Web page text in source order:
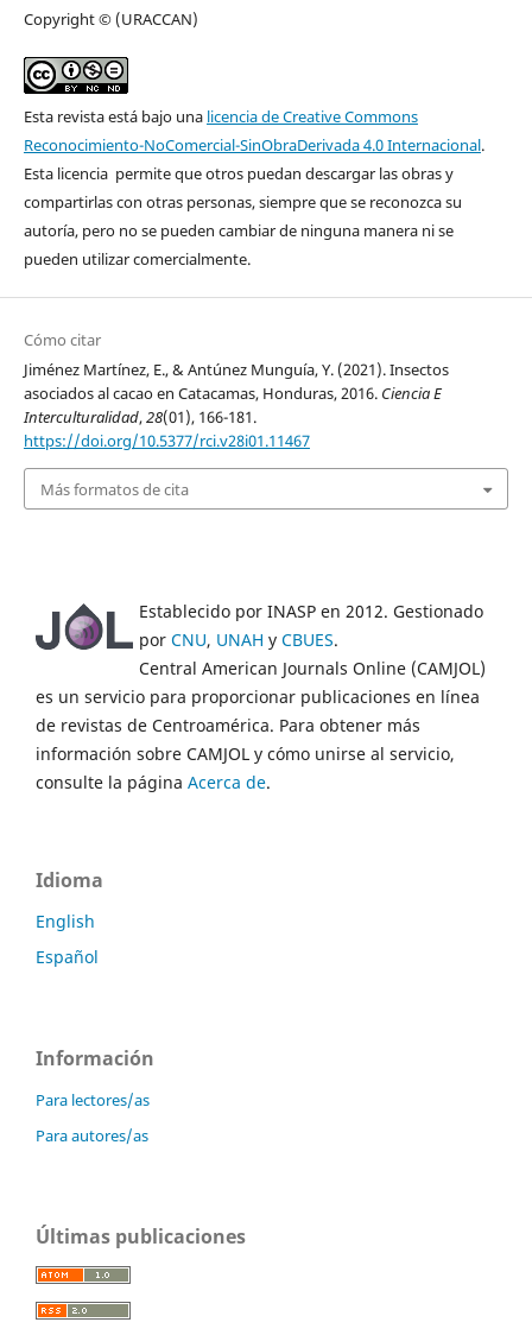
Copyright © (URACCAN)
Esta revista está bajo una licencia de Creative Commons
Reconocimiento-NoComercial-SinObraDerivada 4.0 Internacional.
Esta licencia permite que otros puedan descargar las obras y
compartirlas con otras personas, siempre que se reconozca su
autoría, pero no se pueden cambiar de ninguna manera ni se
pueden utilizar comercialmente.
Cómo citar
Jiménez Martínez, E., & Antúnez Munguía, Y. (2021). Insectos
asociados al cacao en Catacamas, Honduras, 2016. Ciencia E
Interculturalidad,28(01), 166-181.
https://doi.org/10.5377/rci.v28i01.11467
Más formatos de cita
Establecido por INASP en 2012. Gestionado
por CNU, UNAH y CBUES.
Central American Journals Online (CAMJOL)
es un servicio para proporcionar publicaciones en línea
de revistas de Centroamérica. Para obtener más
información sobre CAMJOL y cómo unirse al servicio,
consulte la página Acerca de.
Idioma
English
Español
Información
Para lectores/as
Para autores/as
Últimas publicaciones